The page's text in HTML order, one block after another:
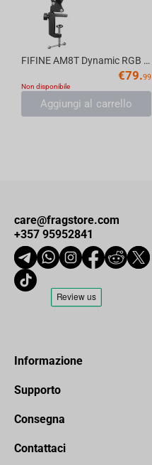
FIFINE AM8T Dynamic RGB XLR/USB Microphone Adjustable Boom Arm, Black
€79.99
Non disponibile
Aggiungi al carrello
care@fragstore.com
+357 95952841
Informazione
Supporto
Consegna
Contattaci